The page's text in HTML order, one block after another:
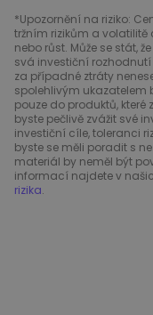
*Upozornění na riziko:
tržním rizikům a volatilitě
nebo růst. Může se stát,
svá investiční
za případné ztráty
spolehlivým ukazatelem
pouze do produktů, které
byste pečlivě zvážit své
investiční cíle, toleranci
byste se měli poradit s
materiál by neměl být
informací najdete v
rizika.